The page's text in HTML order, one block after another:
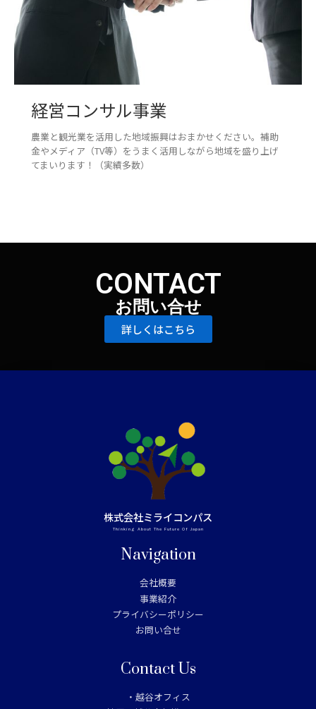
経営コンサル事業
農業と観光業を活用した地域振興はおまかせください。補助
金やメディア（TV等）をうまく活用しながら地域を盛り上げ
てまいります！（実績多数）
CONTACT
お問い合せ
詳しくはこちら
株式会社ミライコンパス
Thinking About The Future Of Japan
Navigation
会社概要
事業紹介
プライバシーポリシー
お問い合せ
Contact Us
・越谷オフィス